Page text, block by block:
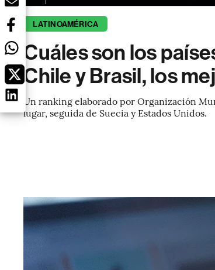
LATINOAMÉRICA
Cuáles son los
Chile y Brasil, los
Un ranking elaborado por Organización
lugar, seguida de Suecia y Estados Unidos.